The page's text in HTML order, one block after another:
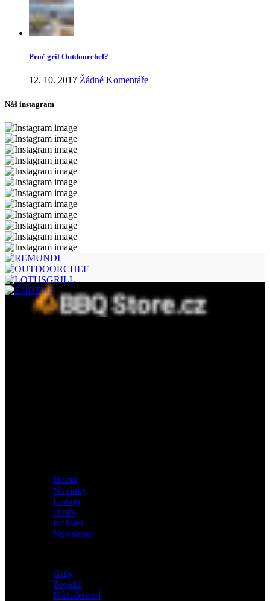
Proč gril Outdoorchef?
12. 10. 2017 Žádné Komentáře
Náš instagram
Domů
Novinky
E-shop
O nás
Kontakt
Newsletter
Grily
Topidla
Příslušenství